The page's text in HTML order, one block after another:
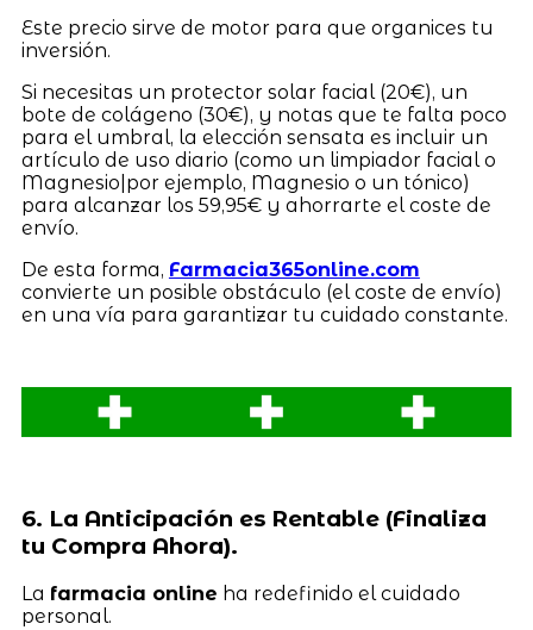
Este precio sirve de motor para que organices tu
inversión.
Si necesitas un protector solar facial (20€), un
bote de colágeno (30€), y notas que te falta poco
para el umbral, la elección sensata es incluir un
artículo de uso diario (como un limpiador facial o
Magnesio|por ejemplo, Magnesio o un tónico)
para alcanzar los 59,95€ y ahorrarte el coste de
envío.
De esta forma, Farmacia365online.com
convierte un posible obstáculo (el coste de envío)
en una vía para garantizar tu cuidado constante.
6. La Anticipación es Rentable (Finaliza
tu Compra Ahora).
La farmacia online ha redefinido el cuidado
personal.